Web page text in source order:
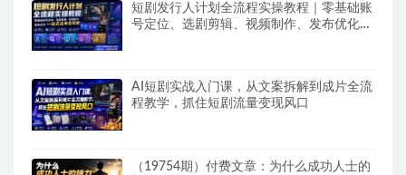
短剧发行人计划全流程实操教程｜零基础账
号定位、选剧剪辑、视频制作、发布优化一
AI短剧实战入门课，从文案拆解到成片全流
程教学，抓住短剧流量变现风口
（19754期）付费文章：为什么成功人士的